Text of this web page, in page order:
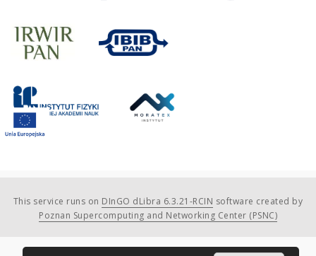
This service runs on DInGO dLibra 6.3.21-RCIN software created by
Poznan Supercomputing and Networking Center (PSNC)